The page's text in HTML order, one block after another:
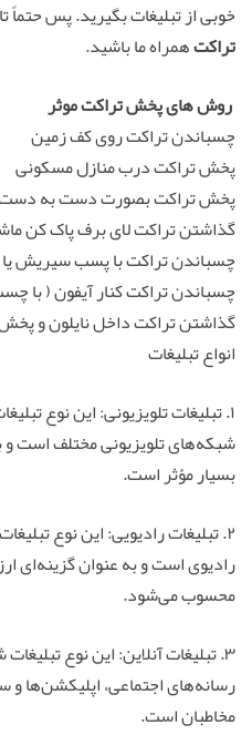
خوبی از تبلیغات بگیرید. پس حتماً تا
تراکتهمراه ما باشید.
روش های پخش تراکت موثر
چسباندن تراکت روی کف زمین
پخش تراکت درب منازل مسکونی
پخش تراکت بصورت دست به
گذاشتن تراکت لای برف پاک کن
چسباندن تراکت با پسب سیریش
چسباندن تراکت کنار آیفون ( با
گذاشتن تراکت داخل نایلون و پخش
انواع تبلیغات
۱. تبلیغات تلویزیونی: این نوع
شبکه‌های تلویزیونی مختلف است
بسیار مؤثر است.
۲. تبلیغات رادیویی: این نوع
رادیوی است و به عنوان گزینه‌ای
محسوب می‌شود.
۳. تبلیغات آنلاین: این نوع
رسانه‌های اجتماعی، اپلیکشن‌ها و
مخاطبان است.